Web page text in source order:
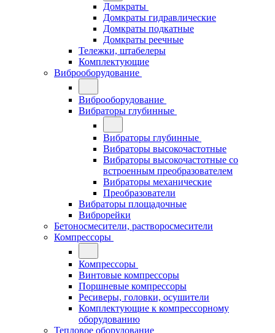
Домкраты
Домкраты гидравлические
Домкраты подкатные
Домкраты реечные
Тележки, штабелеры
Комплектующие
Виброоборудование
Виброоборудование
Вибраторы глубинные
Вибраторы глубинные
Вибраторы высокочастотные
Вибраторы высокочастотные со
встроенным преобразователем
Вибраторы механические
Преобразователи
Вибраторы площадочные
Виброрейки
Бетоносмесители, растворосмесители
Компрессоры
Компрессоры
Винтовые компрессоры
Поршневые компрессоры
Ресиверы, головки, осушители
Комплектующие к компрессорному
оборудованию
Тепловое оборудование